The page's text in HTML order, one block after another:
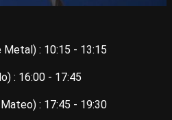
Metal) : 10:15 - 13:15
: 16:00 - 17:45
: 17:45 - 19:30